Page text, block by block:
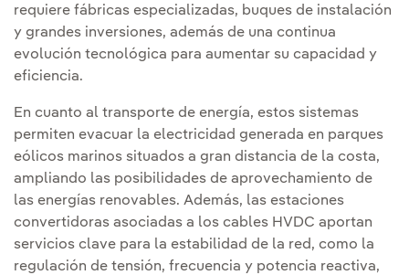
requiere fábricas especializadas, buques de instalación
y grandes inversiones, además de una continua
evolución tecnológica para aumentar su capacidad y
eficiencia.
En cuanto al transporte de energía, estos sistemas
permiten evacuar la electricidad generada en parques
eólicos marinos situados a gran distancia de la costa,
ampliando las posibilidades de aprovechamiento de
las energías renovables. Además, las estaciones
convertidoras asociadas a los cables HVDC aportan
servicios clave para la estabilidad de la red, como la
regulación de tensión, frecuencia y potencia reactiva,